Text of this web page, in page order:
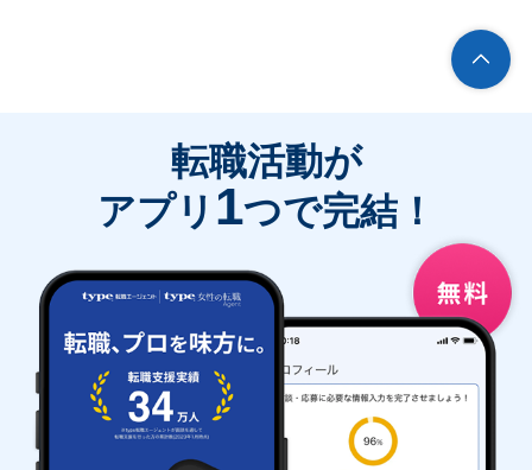
転職活動が
アプリ 1つで完結！